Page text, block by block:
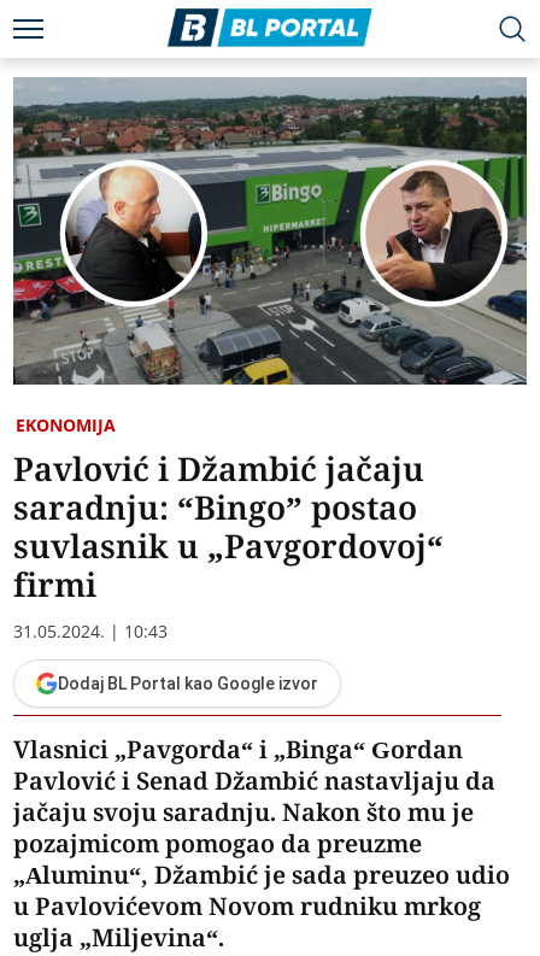
EKONOMIJA
Pavlović i Džambić jačaju
saradnju: “Bingo” postao
suvlasnik u „Pavgordovoj“
firmi
31.05.2024. | 10:43
Dodaj BL Portal kao Google izvor
Vlasnici „Pavgorda“ i „Binga“ Gordan
Pavlović i Senad Džambić nastavljaju da
jačaju svoju saradnju. Nakon što mu je
pozajmicom pomogao da preuzme
„Aluminu“, Džambić je sada preuzeo udio
u Pavlovićevom Novom rudniku mrkog
uglja „Miljevina“.